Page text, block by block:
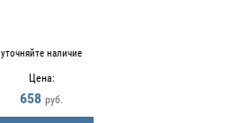
уточняйте наличие
Цена:
658 руб.